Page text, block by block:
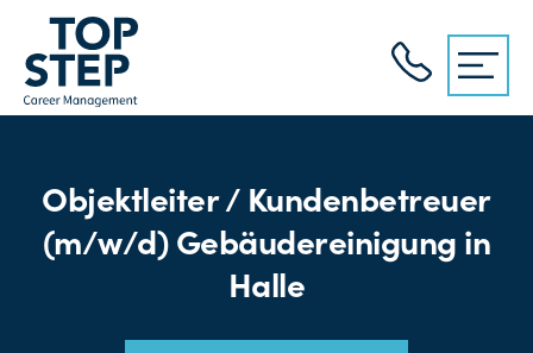
Objektleiter / Kundenbetreuer
(m/w/d) Gebäudereinigung in
Halle